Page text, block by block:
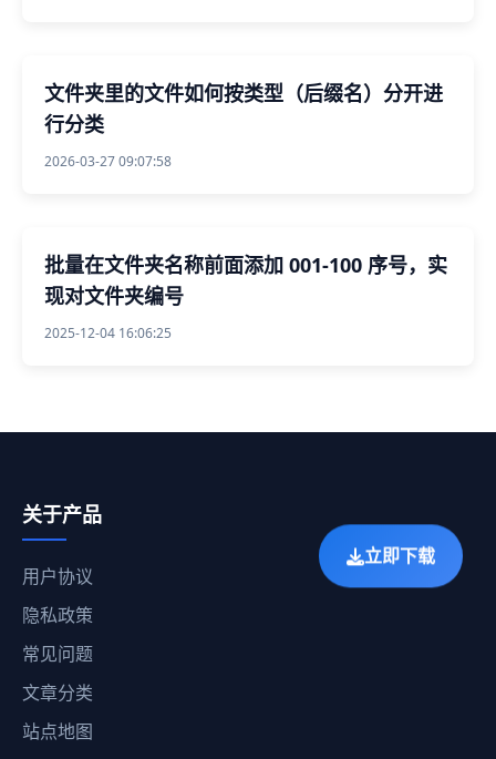
文件夹里的文件如何按类型（后缀名）分开进
行分类
2026-03-27 09:07:58
批量在文件夹名称前面添加 001-100 序号，实
现对文件夹编号
2025-12-04 16:06:25
立即下载
关于产品
用户协议
隐私政策
常见问题
文章分类
站点地图